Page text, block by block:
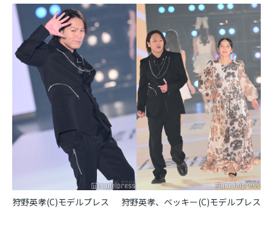
狩野英孝(C)モデルプレス 狩野英孝、ベッキー(C)モデルプレス